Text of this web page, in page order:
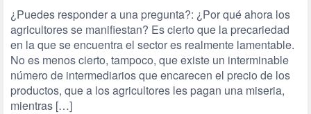
¿Puedes responder a una pregunta?: ¿Por qué ahora los
agricultores se manifiestan? Es cierto que la precariedad
en la que se encuentra el sector es realmente lamentable.
No es menos cierto, tampoco, que existe un interminable
número de intermediarios que encarecen el precio de los
productos, que a los agricultores les pagan una miseria,
mientras […]